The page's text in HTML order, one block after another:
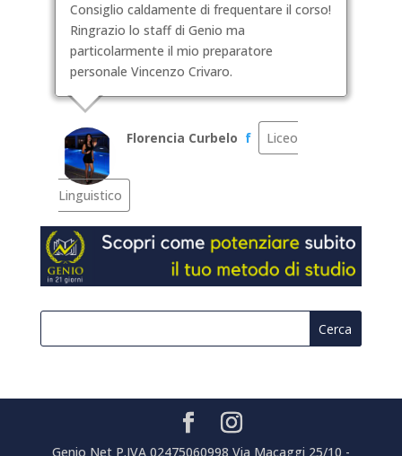
Consiglio caldamente di frequentare il corso!
Ringrazio lo staff di Genio ma
particolarmente il mio preparatore
personale Vincenzo Crivaro.
Florencia Curbelo f Liceo
Linguistico
Genio Net P.IVA 02475060998 Via Macaggi 25/10 -